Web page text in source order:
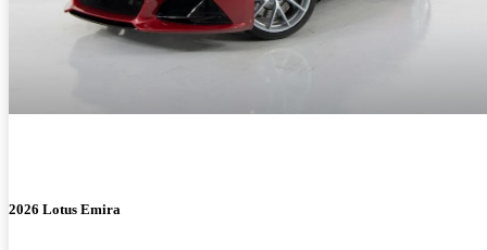
2026 Lotus Emira